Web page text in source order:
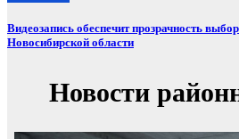
Видеозапись обеспечит прозрачность
Новосибирской области